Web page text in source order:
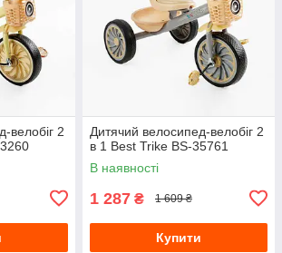
велобіг 2
Дитячий велосипед-велобіг 2
в 1 Best Trike BS-35761
В наявності
1 287 ₴ 1 609 ₴
Купити